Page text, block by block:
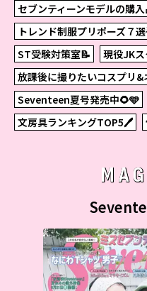
セブンティーンモデルの購
トレンド制服プリポーズ７
ST受験対策室📝
現役JK
放課後に撮りたいコスプリ&
Seventeen夏号発売中🌻🩵
文房具ランキングTOP5🖊